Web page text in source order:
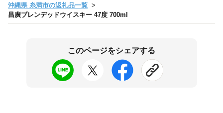
沖縄県 糸満市の返礼品一覧
昌廣ブレンデッドウイスキー 47度 700ml
このページをシェアする